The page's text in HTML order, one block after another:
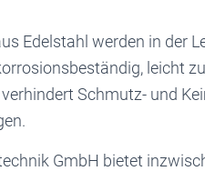
Edelstahl werden in der
leicht
Schmutz- und
GmbH bietet